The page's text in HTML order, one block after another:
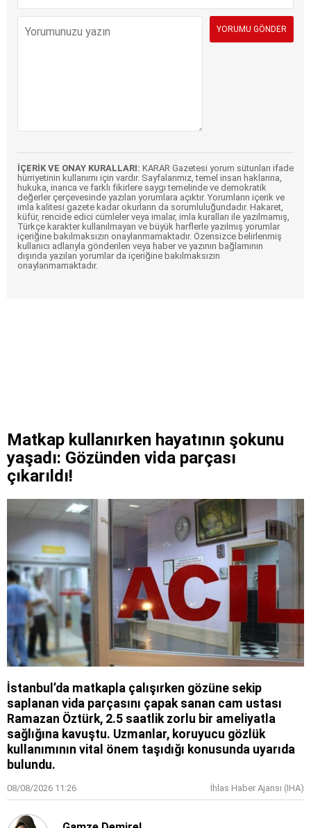
İÇERİK VE ONAY KURALLARI: KARAR Gazetesi yorum sütunları ifade
hürriyetinin kullanımı için vardır. Sayfalarımız, temel insan haklarına,
hukuka, inanca ve farklı fikirlere saygı temelinde ve demokratik
değerler çerçevesinde yazılan yorumlara açıktır. Yorumların içerik ve
imla kalitesi gazete kadar okurların da sorumluluğundadır. Hakaret,
küfür, rencide edici cümleler veya imalar, imla kuralları ile yazılmamış,
Türkçe karakter kullanılmayan ve büyük harflerle yazılmış yorumlar
içeriğine bakılmaksızın onaylanmamaktadır. Özensizce belirlenmiş
kullanıcı adlarıyla gönderilen veya haber ve yazının bağlamının
dışında yazılan yorumlar da içeriğine bakılmaksızın
onaylanmamaktadır.
Matkap kullanırken hayatının şokunu
yaşadı: Gözünden vida parçası
çıkarıldı!
İstanbul’da matkapla çalışırken gözüne sekip
saplanan vida parçasını çapak sanan cam ustası
Ramazan Öztürk, 2.5 saatlik zorlu bir ameliyatla
sağlığına kavuştu. Uzmanlar, koruyucu gözlük
kullanımının vital önem taşıdığı konusunda uyarıda
bulundu.
08/08/2026 11:26 İhlas Haber Ajansı (IHA)